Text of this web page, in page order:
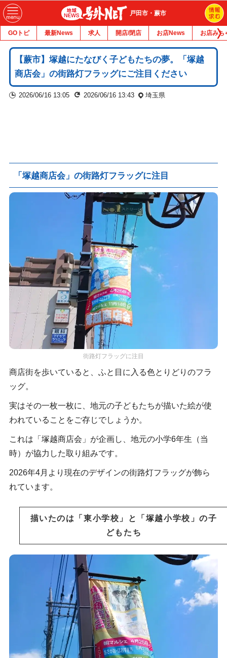
戸田市・蕨市
GOトピ 最新News 求人 開店/閉店 お店News お店みち
【蕨市】塚越にたなびく子どもたちの夢。「塚越
商店会」の街路灯フラッグにご注目ください
2026/06/16 13:05 2026/06/16 13:43 埼玉県
「塚越商店会」の街路灯フラッグに注目
街路灯フラッグに注目
商店街を歩いていると、ふと目に入る色とりどりのフラ
ッグ。
実はその一枚一枚に、地元の子どもたちが描いた絵が使
われていることをご存じでしょうか。
これは「塚越商店会」が企画し、地元の小学6年生（当
時）が協力した取り組みです。
2026年4月より現在のデザインの街路灯フラッグが飾ら
れています。
描いたのは「東小学校」と「塚越小学校」の子
どもたち